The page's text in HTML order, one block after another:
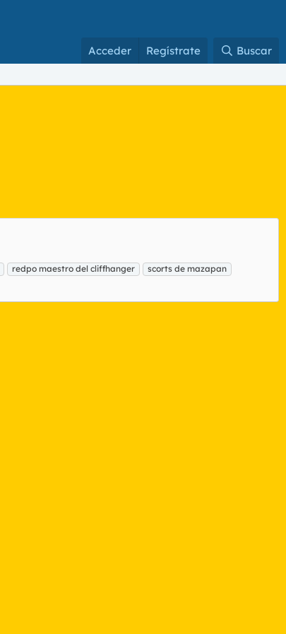
Acceder Regístrate Buscar
redpo maestro del cliffhanger
scorts de mazapan